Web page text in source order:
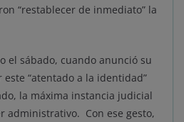
“restablecer de inmediato” la
el sábado, cuando anunció su
“atentado a la identidad”
la máxima instancia judicial
administrativo. Con ese gesto,